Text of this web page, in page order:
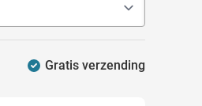
Gratis verzending